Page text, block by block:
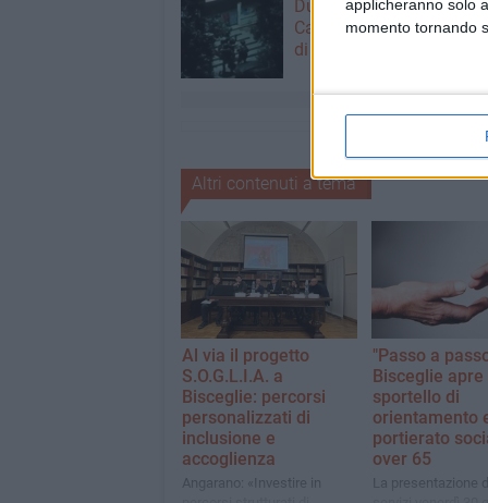
applicheranno solo
momento tornando
Due latitanti del clan
Capriati arrestati in un
di Bisceglie
Altri contenuti a tema
Al via il progetto
S.O.G.L.I.A. a
Bisceglie: percorsi
personalizzati di
inclusione e
accoglienza
Angarano: «Investire in
"Passo a
Bisceglie apre
sportello di
orientamento
portierato
over 65
La presentazione